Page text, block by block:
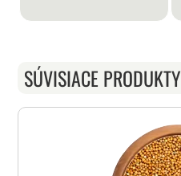
SÚVISIACE PRODUKTY